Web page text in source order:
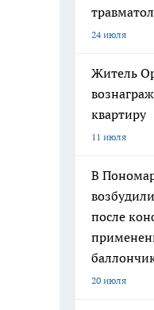
24 июля
Житель
квартиру
11 июля
В
после
20 июля